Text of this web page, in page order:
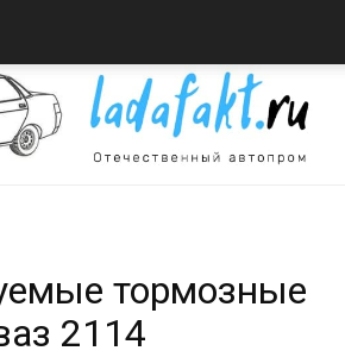
об
тормозные
2114